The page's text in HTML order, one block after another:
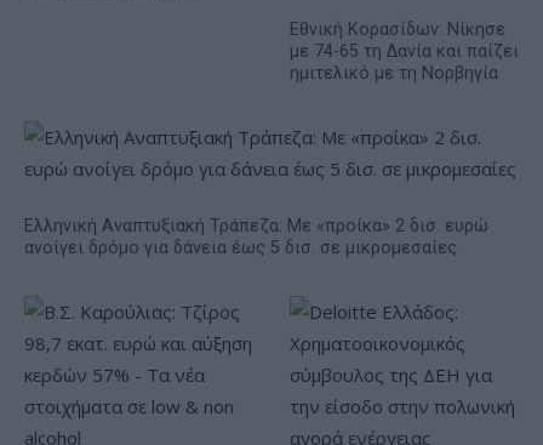
Εθνική Κορασίδων: Νίκησε
με 74-65 τη Δανία και παίζει
ημιτελικό με τη Νορβηγία
Ελληνική Αναπτυξιακή Τράπεζα: Με «προίκα» 2 δισ. ευρώ
ανοίγει δρόμο για δάνεια έως 5 δισ. σε μικρομεσαίες